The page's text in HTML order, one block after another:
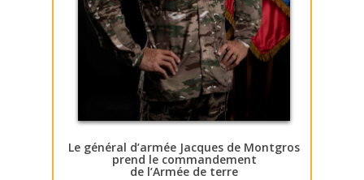
Le général d’armée Jacques de Montgros
prend le commandement
de l’Armée de terre